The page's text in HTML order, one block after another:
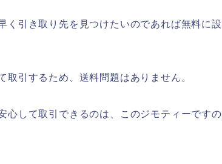
く引き取り先を見つけたいのであれば無料に設
取引するため、送料問題はありません。
心して取引できるのは、このジモティーですの